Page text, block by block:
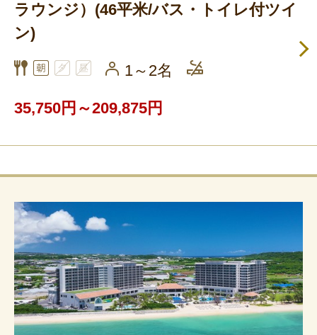
ラウンジ）(46平米/バス・トイレ付ツイ
ン)
1～2名
35,750円～209,875円